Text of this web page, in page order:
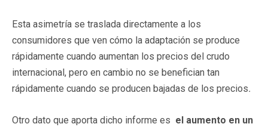
Esta asimetría se traslada directamente a los
consumidores que ven cómo la adaptación se produce
rápidamente cuando aumentan los precios del crudo
internacional, pero en cambio no se benefician tan
rápidamente cuando se producen bajadas de los precios.
Otro dato que aporta dicho informe es el aumento en un